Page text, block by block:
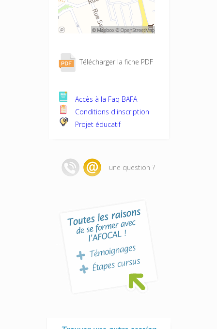
Télécharger la fiche PDF
Accès à la Faq BAFA
Conditions d'inscription
Projet éducatif
une question ?